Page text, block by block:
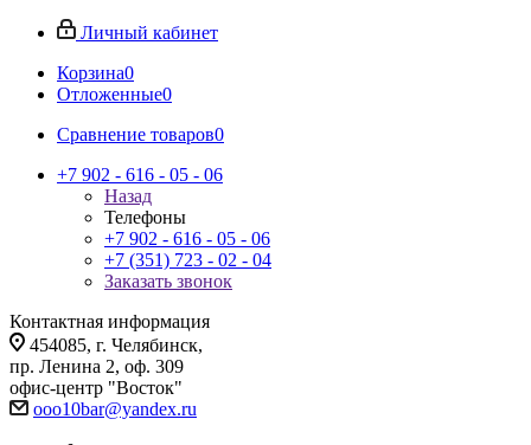
Личный кабинет
Корзина0
Отложенные0
Сравнение товаров0
+7 902 - 616 - 05 - 06
Назад
Телефоны
+7 902 - 616 - 05 - 06
+7 (351) 723 - 02 - 04
Заказать звонок
Контактная информация
454085, г. Челябинск,
пр. Ленина 2, оф. 309
офис-центр "Восток"
ooo10bar@yandex.ru